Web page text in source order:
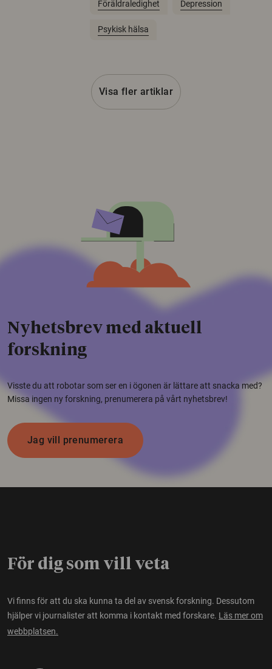
Föräldraledighet Depression
Psykisk hälsa
Visa fler artiklar
Nyhetsbrev med aktuell
forskning
Visste du att robotar som ser en i ögonen är lättare att snacka med?
Missa ingen ny forskning, prenumerera på vårt nyhetsbrev!
Jag vill prenumerera
För dig som vill veta
Vi finns för att du ska kunna ta del av svensk forskning. Dessutom
hjälper vi journalister att komma i kontakt med forskare. Läs mer om
webbplatsen.